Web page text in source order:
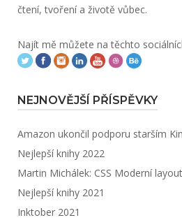
čtení, tvoření a životě vůbec.
Najít mě můžete na těchto
NEJNOVĚJŠÍ PŘÍSPĚVKY
Amazon ukončil podporu starším
Nejlepší knihy 2022
Martin Michálek: CSS Moderní layout
Nejlepší knihy 2021
Inktober 2021